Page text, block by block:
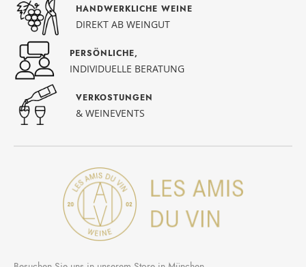
HANDWERKLICHE WEINE
DIREKT AB WEINGUT
PERSÖNLICHE,
INDIVIDUELLE BERATUNG
VERKOSTUNGEN
& WEINEVENTS